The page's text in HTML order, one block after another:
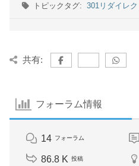
トピックタグ:301リダイレ
共有:
フォーラム情報
14 フォーラム
86.8 K 投稿